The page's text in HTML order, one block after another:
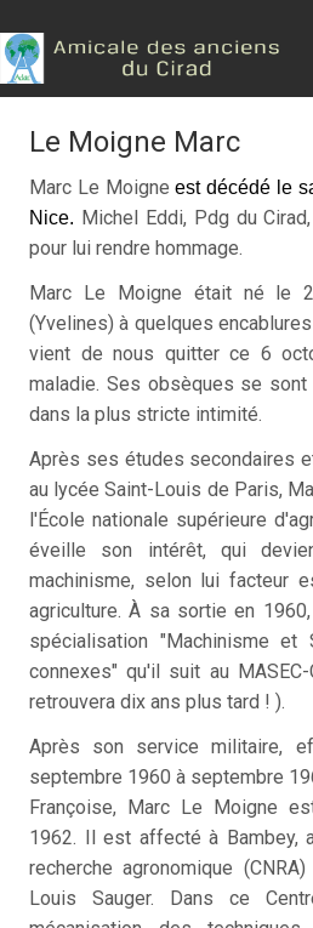
Le Moigne Marc
Marc Le Moigneest décédé le
Nice. Michel Eddi, Pdg du
pour lui rendre hommage.
Marc Le Moigne était né le
(Yvelines) à quelques
vient de nous quitter ce 6
maladie. Ses obsèques se
dans la plus stricte intimité.
Après ses études secondaires
au lycée Saint-Louis de Paris,
l'École nationale supérieure
éveille son intérêt, qui
machinisme, selon lui facteur
agriculture. À sa sortie en
spécialisation "Machinisme et
connexes" qu'il suit au MASEC-
retrouvera dix ans plus tard ! ).
Après son service militaire,
septembre 1960 à septembre
Françoise, Marc Le Moigne
1962. Il est affecté à Bambey,
recherche agronomique
Louis Sauger. Dans ce